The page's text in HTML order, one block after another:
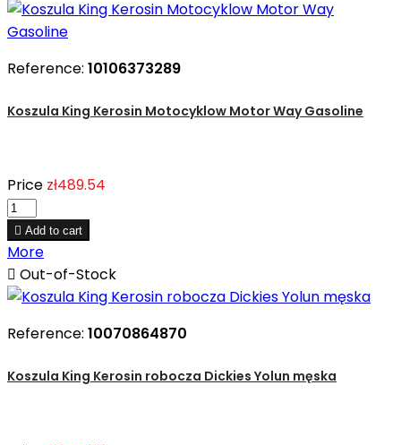
Reference: 10106373289
Koszula King Kerosin Motocyklow Motor Way Gasoline
Price zł489.54
 Add to cart
More
 Out-of-Stock
Reference: 10070864870
Koszula King Kerosin robocza Dickies Yolun męska